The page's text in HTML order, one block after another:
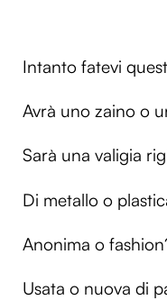
Intanto fatevi
Avrà uno zaino o
Sarà una valigia
Di metallo o
Anonima o
Usata o nuova di